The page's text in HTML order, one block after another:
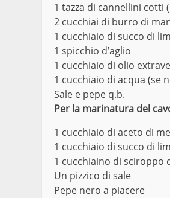
1 tazza di cannellini cotti
2 cucchiai di burro di
1 cucchiaio di succo di
1 spicchio d’aglio
1 cucchiaio di olio
1 cucchiaio di acqua (se
Sale e pepe q.b.
Per la marinatura del
1 cucchiaio di aceto di
1 cucchiaio di succo di
1 cucchiaino di sciroppo
Un pizzico di sale
Pepe nero a piacere